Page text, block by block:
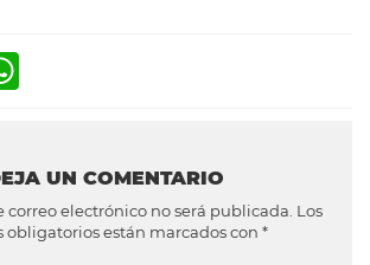
UN COMENTARIO
correo electrónico no será publicada. Los
obligatorios están marcados con *